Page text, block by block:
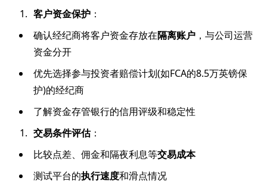
客户资金保护 ：
确认经纪商将客户资金存放在隔离账户 ，与公司运营
资金分开
优先选择参与投资者赔偿计划(如FCA的8.5万英镑保
护)的经纪商
了解资金存管银行的信用评级和稳定性
交易条件评估：
比较点差、佣金和隔夜利息等交易成本
测试平台的执行速度和滑点情况